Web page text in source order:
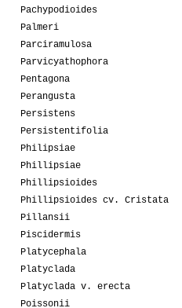
Pachypodioides
Palmeri
Parciramulosa
Parvicyathophora
Pentagona
Perangusta
Persistens
Persistentifolia
Philipsiae
Phillipsiae
Phillipsioides
Phillipsioides cv. Cristata
Pillansii
Piscidermis
Platycephala
Platyclada
Platyclada v. erecta
Poissonii